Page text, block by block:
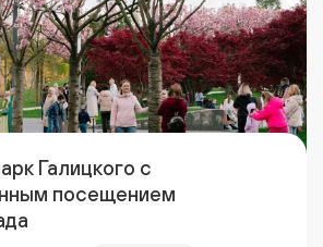
Галицкого с
посещением